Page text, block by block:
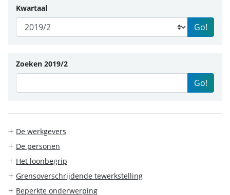
Kwartaal
Go!
Zoeken 2019/2
Go!
De werkgevers
De personen
Het loonbegrip
Grensoverschrijdende tewerkstelling
Beperkte onderwerping